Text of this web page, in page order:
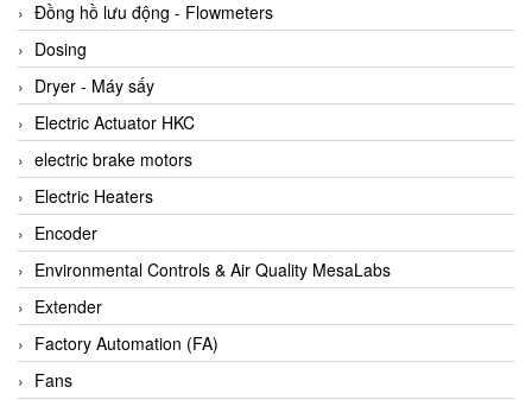
AND Vietnam
ANDERSON-NEGELE
ANDILOG Technologies Vietnam
Anritsu
ANTEC S.A
Antico pumps
Anybus/ HMS
AOBEN
Apex Dynamics Vietnam
Apex Dynamics Vietnam
Apiste
Đồng hồ lưu động - Flowmeters
Dosing
Dryer - Máy sấy
Electric Actuator HKC
electric brake motors
Electric Heaters
Encoder
Environmental Controls & Air Quality MesaLabs
Extender
Factory Automation (FA)
Fans